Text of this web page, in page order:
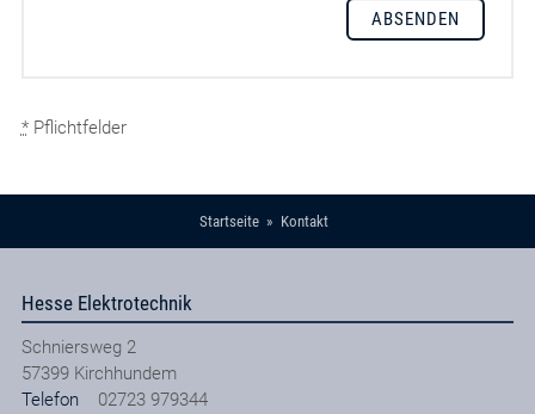
*Pflichtfelder
Startseite Kontakt
Hesse Elektrotechnik
Schniersweg 2
57399 Kirchhundem
Telefon
02723 979344